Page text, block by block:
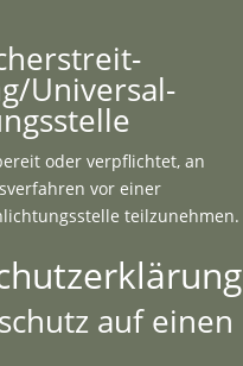
Universal­
oder verpflichtet, an
vor einer
teilzunehmen.
auf einen